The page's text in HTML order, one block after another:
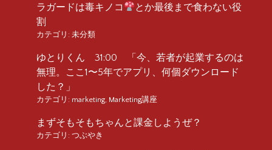
ラガードは毒キノコ
とか最後まで食わない役
割
カテゴリ: 未分類
ゆとりくん 31:00 「今、若者が起業するのは
無理。ここ1〜5年でアプリ、何個ダウンロード
した？」
カテゴリ: marketing Marketing講座
まずそもそもちゃんと課金しようぜ？
カテゴリ: つぶやき